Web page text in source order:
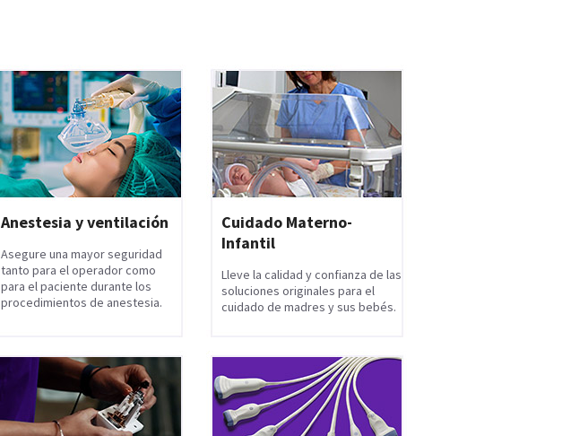
Anestesia y ventilación
Asegure una mayor seguridad
tanto para el operador como
para el paciente durante los
procedimientos de anestesia.
Cuidado Materno-
Infantil
Lleve la calidad y confianza de las
soluciones originales para el
cuidado de madres y sus bebés.